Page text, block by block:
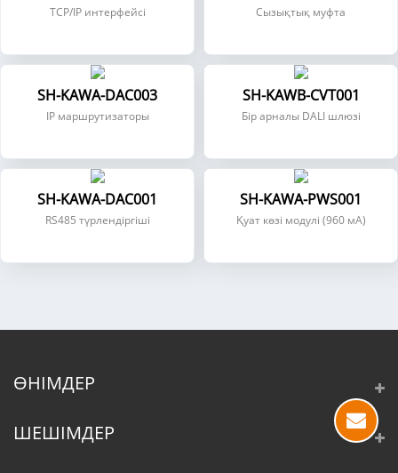
TCP/IP интерфейсі Сызықтық муфта
SH-KAWA-DAC003
IP маршрутизаторы
SH-KAWB-CVT001
Бір арналы DALI шлюзі
SH-KAWA-DAC001
RS485 түрлендіргіші
SH-KAWA-PWS001
Қуат көзі модулі (960 мА)
ӨНІМДЕР
ШЕШІМДЕР